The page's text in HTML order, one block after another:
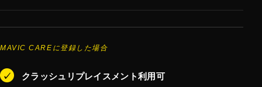
MAVIC CAREに登録した場合
✓ クラッシュリプレイスメント利用可